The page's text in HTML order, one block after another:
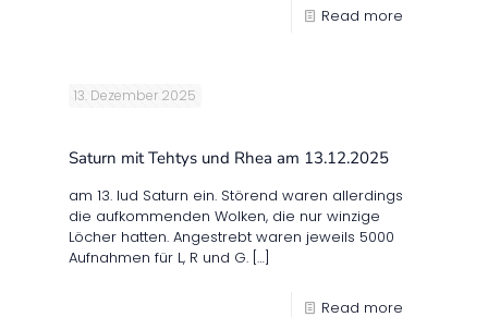
Read more
13. Dezember 2025
Saturn mit Tehtys und Rhea am 13.12.2025
am 13. lud Saturn ein. Störend waren allerdings
die aufkommenden Wolken, die nur winzige
Löcher hatten. Angestrebt waren jeweils 5000
Aufnahmen für L, R und G. […]
Read more